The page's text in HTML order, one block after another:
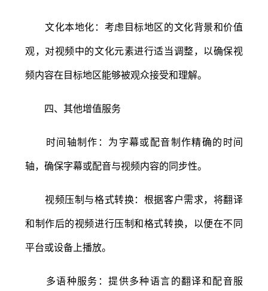
文化本地化：考虑目标地区的文化背景和价值
观，对视频中的文化元素进行适当调整，以确保视
频内容在目标地区能够被观众接受和理解。
四、其他增值服务
时间轴制作：为字幕或配音制作精确的时间
轴，确保字幕或配音与视频内容的同步性。
视频压制与格式转换：根据客户需求，将翻译
和制作后的视频进行压制和格式转换，以便在不同
平台或设备上播放。
多语种服务：提供多种语言的翻译和配音服